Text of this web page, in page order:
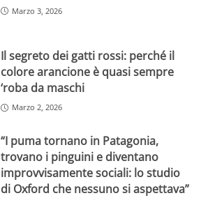
Marzo 3, 2026
Il segreto dei gatti rossi: perché il
colore arancione è quasi sempre
‘roba da maschi
Marzo 2, 2026
“I puma tornano in Patagonia,
trovano i pinguini e diventano
improvvisamente sociali: lo studio
di Oxford che nessuno si aspettava”